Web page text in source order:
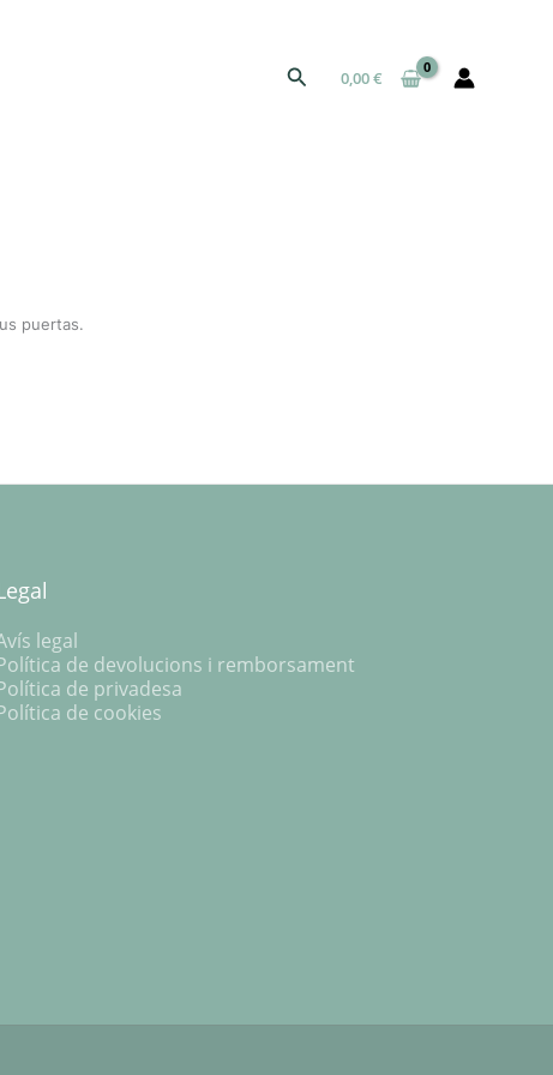
Buscar0,00€
puertas.
legal
de devolucions i remborsament
de privadesa
de cookies